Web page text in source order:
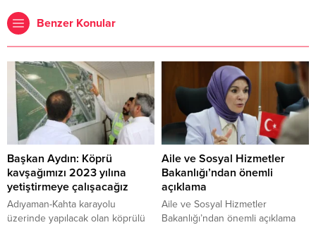
Benzer Konular
Başkan Aydın: Köprü
kavşağımızı 2023 yılına
yetiştirmeye çalışacağız
Adıyaman-Kahta karayolu
üzerinde yapılacak olan köprülü
Aile ve Sosyal Hizmetler
Bakanlığı’ndan önemli
açıklama
Aile ve Sosyal Hizmetler
Bakanlığı’ndan önemli açıklama